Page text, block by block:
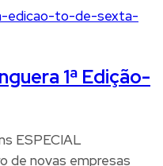
1ª Edição-
ESPECIAL
de novas empresas